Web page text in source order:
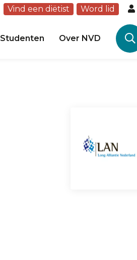
Vind een diëtist Word lid
Studenten Over NVD